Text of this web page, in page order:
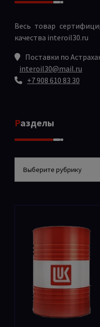
Весь товар
качества interoil30.ru
Поставки по
interoil30@mail.ru
+7 908 610 83 30
Разделы